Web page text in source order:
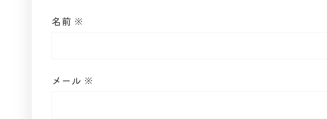
名前 ※
メール ※